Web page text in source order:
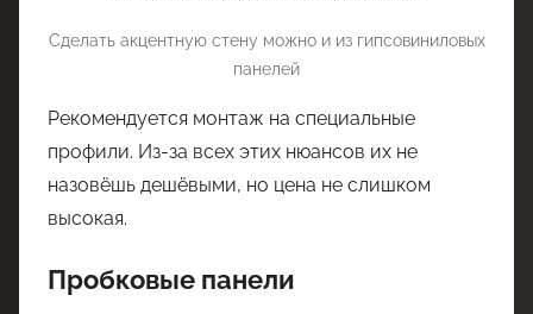
Сделать акцентную стену можно и из гипсовиниловых
панелей
Рекомендуется монтаж на специальные
профили. Из-за всех этих нюансов их не
назовёшь дешёвыми, но цена не слишком
высокая.
Пробковые панели